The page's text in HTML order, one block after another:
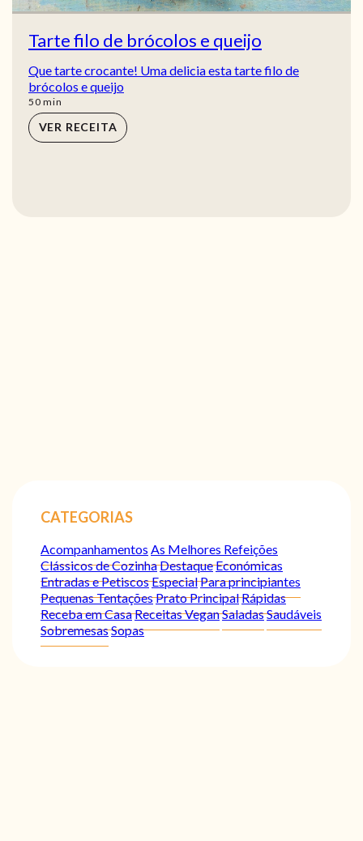
Tarte filo de brócolos e queijo
Que tarte crocante! Uma delicia esta tarte filo de
brócolos e queijo
50min
min
VER RECEITA
CATEGORIAS
Acompanhamentos As Melhores Refeições
Clássicos de CozinhaDestaqueEconómicas
Entradas e PetiscosEspecialPara principiantes
Pequenas TentaçõesPrato PrincipalRápidas
Receba em CasaReceitas VeganSaladasSaudáveis
SobremesasSopas